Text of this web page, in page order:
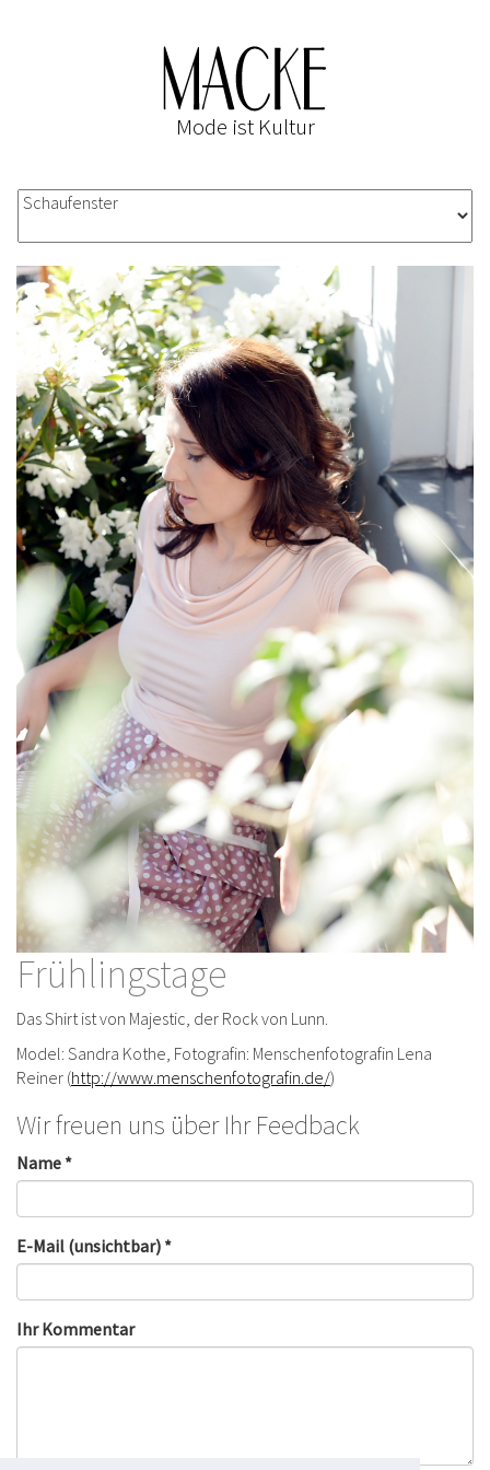
Mode ist Kultur
Frühlingstage
Das Shirt ist von Majestic, der Rock von Lunn.
Model: Sandra Kothe, Fotografin: Menschenfotografin Lena
Reiner (http://www.menschenfotografin.de/)
Wir freuen uns über Ihr Feedback
Name *
E-Mail (unsichtbar) *
Ihr Kommentar